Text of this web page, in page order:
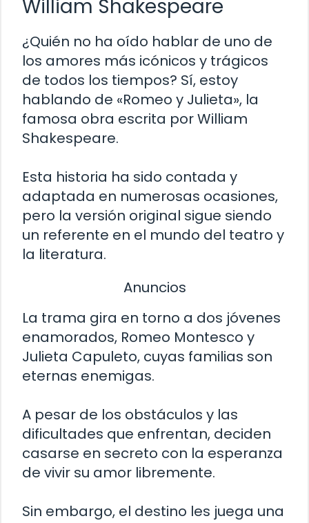
William Shakespeare
¿Quién no ha oído hablar de uno de
los amores más icónicos y trágicos
de todos los tiempos? Sí, estoy
hablando de «Romeo y Julieta», la
famosa obra escrita por William
Shakespeare.
Esta historia ha sido contada y
adaptada en numerosas ocasiones,
pero la versión original sigue siendo
un referente en el mundo del teatro y
la literatura.
Anuncios
La trama gira en torno a dos jóvenes
enamorados, Romeo Montesco y
Julieta Capuleto, cuyas familias son
eternas enemigas.
A pesar de los obstáculos y las
dificultades que enfrentan, deciden
casarse en secreto con la esperanza
de vivir su amor libremente.
Sin embargo, el destino les juega una